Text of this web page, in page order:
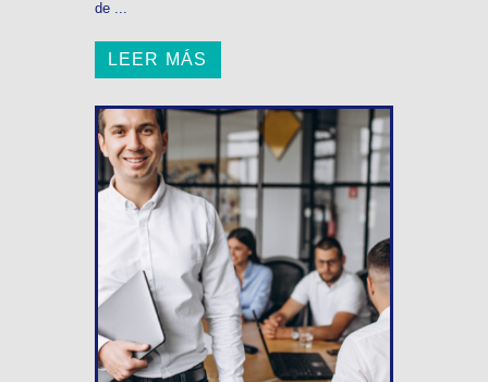
de ...
LEER MÁS